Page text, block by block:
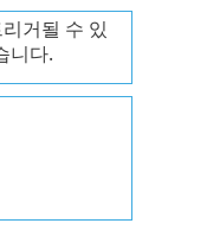
거될 수 있
니다.